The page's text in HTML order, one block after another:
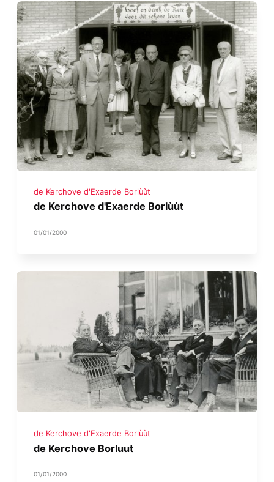
de Kerchove d'Exaerde Borlùùt
de Kerchove d'Exaerde Borlùùt
01/01/2000
de Kerchove d'Exaerde Borlùùt
de Kerchove Borluut
01/01/2000